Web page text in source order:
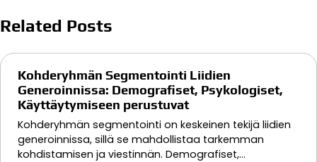
Related Posts
Kohderyhmän Segmentointi Liidien
Generoinnissa: Demografiset, Psykologiset,
Käyttäytymiseen perustuvat
Kohderyhmän segmentointi on keskeinen tekijä liidien
generoinnissa, sillä se mahdollistaa tarkemman
kohdistamisen ja viestinnän. Demografiset,…